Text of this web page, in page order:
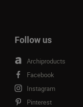
Follow us
Archiproducts
Facebook
Instagram
Pinterest